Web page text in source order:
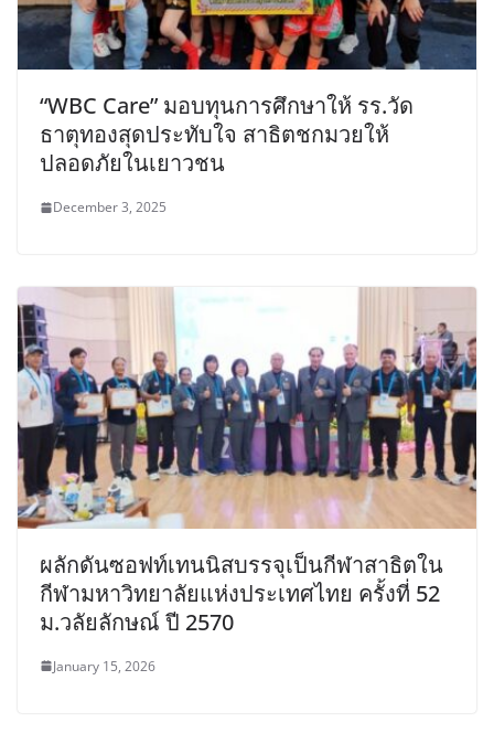
“WBC Care” มอบทุนการศึกษาให้ รร.วัด
ธาตุทองสุดประทับใจ สาธิตชกมวยให้
ปลอดภัยในเยาวชน
December 3, 2025
ผลักดันซอฟท์เทนนิสบรรจุเป็นกีฬาสาธิตใน
กีฬามหาวิทยาลัยแห่งประเทศไทย ครั้งที่ 52
ม.วลัยลักษณ์ ปี 2570
January 15, 2026